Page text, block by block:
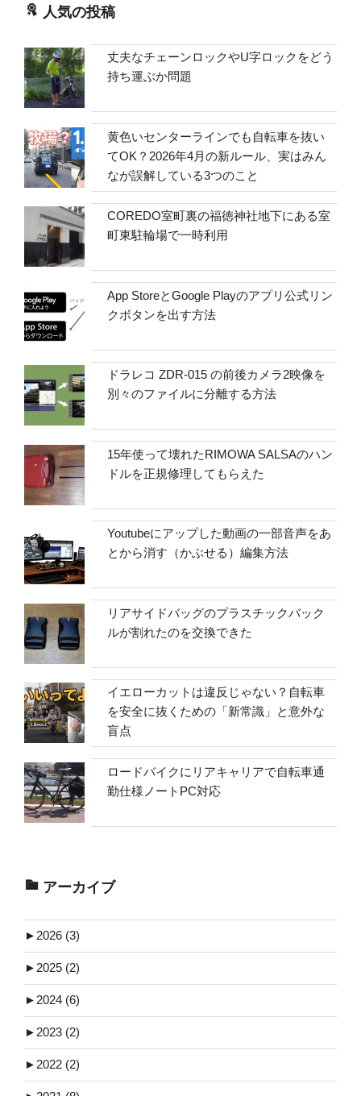
人気の投稿
丈夫なチェーンロックやU字ロックをどう
持ち運ぶか問題
黄色いセンターラインでも自転車を抜い
てOK？2026年4月の新ルール、実はみん
なが誤解している3つのこと
COREDO室町裏の福徳神社地下にある室
町東駐輪場で一時利用
App StoreとGoogle Playのアプリ公式リン
クボタンを出す方法
ドラレコ ZDR-015 の前後カメラ2映像を
別々のファイルに分離する方法
15年使って壊れたRIMOWA SALSAのハン
ドルを正規修理してもらえた
Youtubeにアップした動画の一部音声をあ
とから消す（かぶせる）編集方法
リアサイドバッグのプラスチックバック
ルが割れたのを交換できた
イエローカットは違反じゃない？自転車
を安全に抜くための「新常識」と意外な
盲点
ロードバイクにリアキャリアで自転車通
勤仕様ノートPC対応
アーカイブ
► 2026 (3)
► 2025 (2)
► 2024 (6)
► 2023 (2)
► 2022 (2)